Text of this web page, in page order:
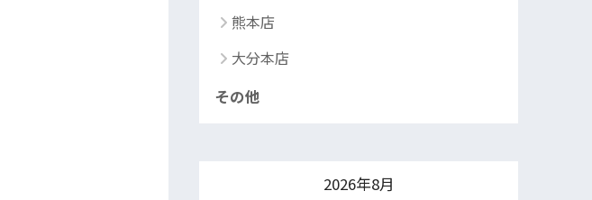
熊本店
大分本店
その他
2026年8月